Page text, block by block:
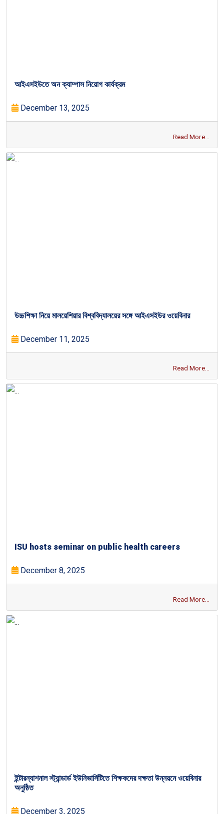
আইএসইউতে অন ক্যাম্পাস নিয়োগ কার্যক্রম
December 13, 2025
Read More...
উচ্চশিক্ষা নিয়ে মালয়েশিয়ার বিশ্ববিদ্যালয়ের সঙ্গে আইএসইউর ওয়েবিনার
December 11, 2025
Read More...
ISU hosts seminar on public health careers
December 8, 2025
Read More...
ইন্টারন্যাশনাল স্ট্যান্ডার্ড ইউনিভার্সিটিতে শিক্ষকদের দক্ষতা উন্নয়নে ওয়েবিনার
অনুষ্ঠিত
December 3, 2025